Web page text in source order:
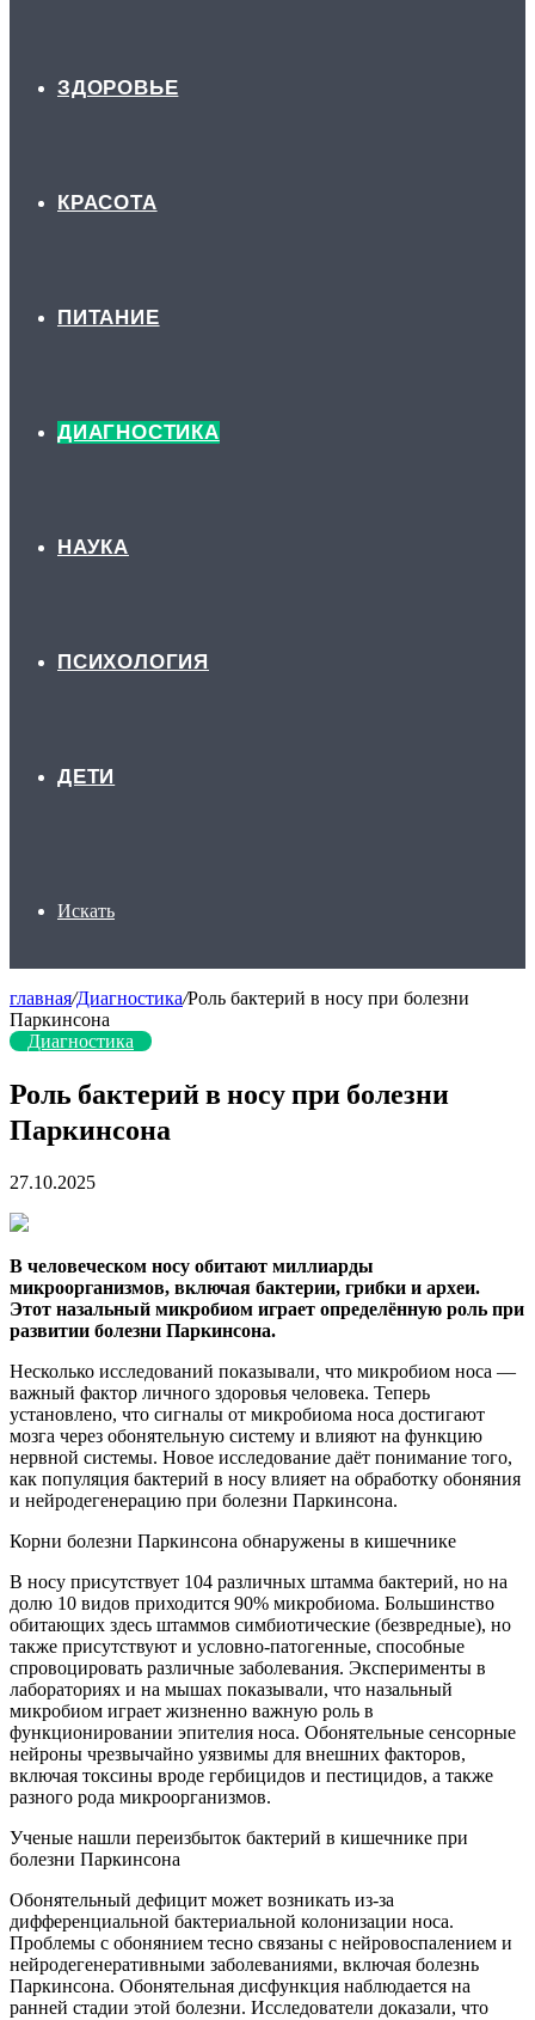
ЗДОРОВЬЕ
КРАСОТА
ПИТАНИЕ
ДИАГНОСТИКА
НАУКА
ПСИХОЛОГИЯ
ДЕТИ
Искать
главная/Диагностика/Роль бактерий в носу при болезни
Паркинсона
Диагностика
Роль бактерий в носу при болезни
Паркинсона
27.10.2025
В человеческом носу обитают миллиарды
микроорганизмов, включая бактерии, грибки и археи.
Этот назальный микробиом играет определённую роль при
развитии болезни Паркинсона.
Несколько исследований показывали, что микробиом носа —
важный фактор личного здоровья человека. Теперь
установлено, что сигналы от микробиома носа достигают
мозга через обонятельную систему и влияют на функцию
нервной системы. Новое исследование даёт понимание того,
как популяция бактерий в носу влияет на обработку обоняния
и нейродегенерацию при болезни Паркинсона.
Корни болезни Паркинсона обнаружены в кишечнике
В носу присутствует 104 различных штамма бактерий, но на
долю 10 видов приходится 90% микробиома. Большинство
обитающих здесь штаммов симбиотические (безвредные), но
также присутствуют и условно-патогенные, способные
спровоцировать различные заболевания. Эксперименты в
лабораториях и на мышах показывали, что назальный
микробиом играет жизненно важную роль в
функционировании эпителия носа. Обонятельные сенсорные
нейроны чрезвычайно уязвимы для внешних факторов,
включая токсины вроде гербицидов и пестицидов, а также
разного рода микроорганизмов.
Ученые нашли переизбыток бактерий в кишечнике при
болезни Паркинсона
Обонятельный дефицит может возникать из-за
дифференциальной бактериальной колонизации носа.
Проблемы с обонянием тесно связаны с нейровоспалением и
нейродегенеративными заболеваниями, включая болезнь
Паркинсона. Обонятельная дисфункция наблюдается на
ранней стадии этой болезни. Исследователи доказали, что